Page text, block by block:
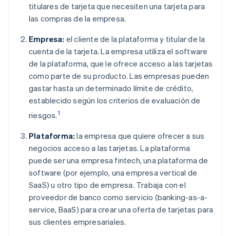
titulares de tarjeta que necesiten una tarjeta para
las compras de la empresa.
Empresa: el cliente de la plataforma y titular de la
cuenta de la tarjeta. La empresa utiliza el software
de la plataforma, que le ofrece acceso a las tarjetas
como parte de su producto. Las empresas pueden
gastar hasta un determinado límite de crédito,
establecido según los criterios de evaluación de
riesgos.1
Plataforma: la empresa que quiere ofrecer a sus
negocios acceso a las tarjetas. La plataforma
puede ser una empresa fintech, una plataforma de
software (por ejemplo, una empresa vertical de
SaaS) u otro tipo de empresa. Trabaja con el
proveedor de banco como servicio (banking-as-a-
service, BaaS) para crear una oferta de tarjetas para
sus clientes empresariales.